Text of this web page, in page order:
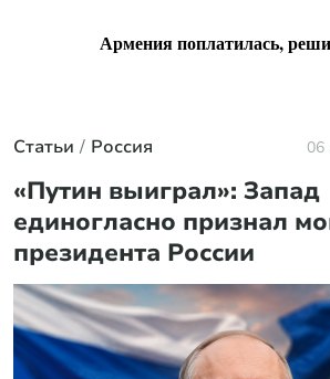
Армения поплатилась,
Статьи Россия 06
«Путин выиграл»: Запад
единогласно признал
президента России